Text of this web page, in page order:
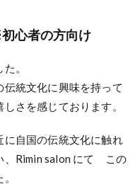
心者の方向け
。
統文化に興味を持って
さを感じております。
に自国の伝統文化に触れ
、Rimin salon にて この